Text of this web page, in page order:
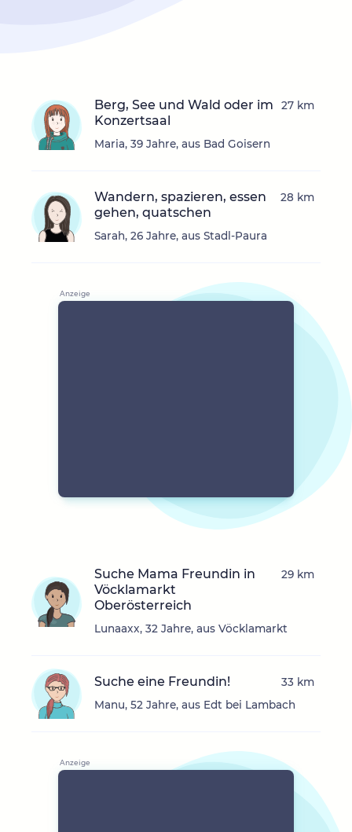
Berg, See und Wald oder im
Konzertsaal
Maria, 39 Jahre, aus Bad Goisern
27 km
Wandern, spazieren, essen
gehen, quatschen
Sarah, 26 Jahre, aus Stadl-Paura
28 km
Suche Mama Freundin in
Vöcklamarkt
Oberösterreich
Lunaaxx, 32 Jahre, aus Vöcklamarkt
29 km
Suche eine Freundin!
Manu, 52 Jahre, aus Edt bei Lambach
33 km